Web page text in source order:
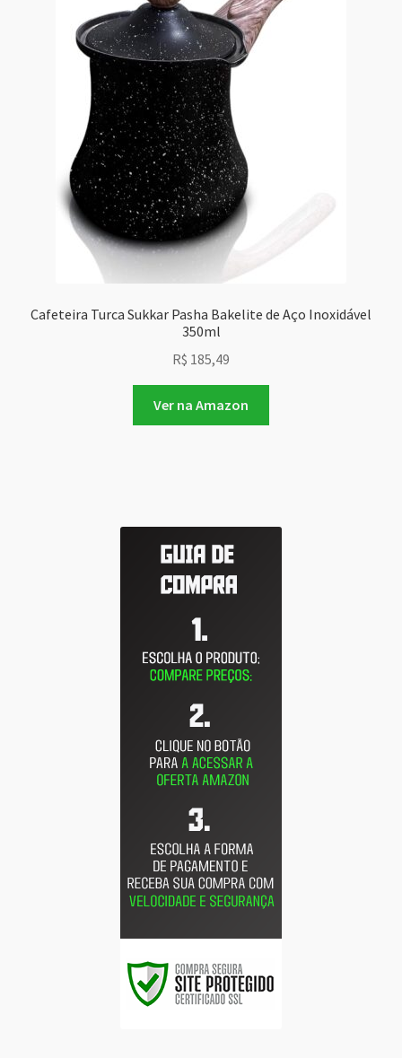
Cafeteira Turca Sukkar Pasha Bakelite de Aço Inoxidável
350ml
R$ 185,49
Ver na Amazon